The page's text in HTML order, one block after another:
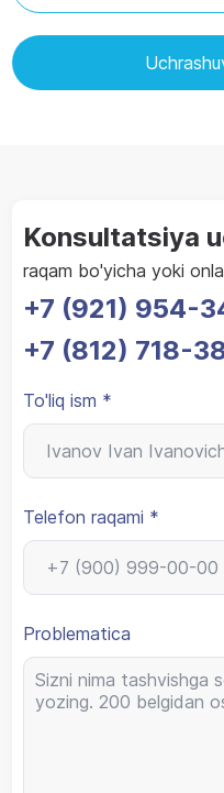
Konsultatsiya
raqam bo'yicha yoki
+7 (921) 954-
+7 (812) 718-
To'liq ism *
Telefon raqami *
Problematica